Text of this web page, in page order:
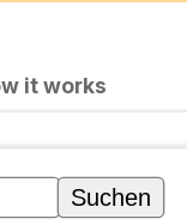
it works